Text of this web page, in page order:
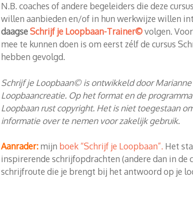
N.B. coaches of andere begeleiders die deze
willen aanbieden en/of in hun werkwijze willen
daagseSchrijf je Loopbaan-Trainer©volgen.
mee te kunnen doen is om eerst zélf de cursus
hebben gevolgd.
Schrijf je Loopbaan© is ontwikkeld door Marianne
Loopbaancreatie. Op het format en de
Loopbaan rust copyright. Het is niet toegestaan
informatie over te nemen voor zakelijk gebruik.
Aanrader:mijn boek “Schrijf je Loopbaan”. Het
inspirerende schrijfopdrachten (andere dan in de
schrijfroute die je brengt bij het antwoord op je